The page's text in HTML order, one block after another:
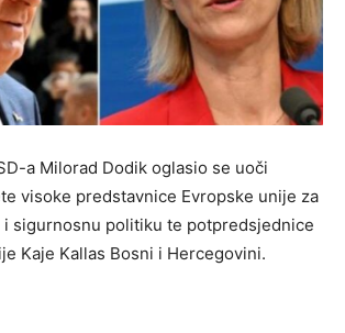
a Milorad Dodik oglasio se uoči
visoke predstavnice Evropske unije za
sigurnosnu politiku te potpredsjednice
Kaje Kallas Bosni i Hercegovini.